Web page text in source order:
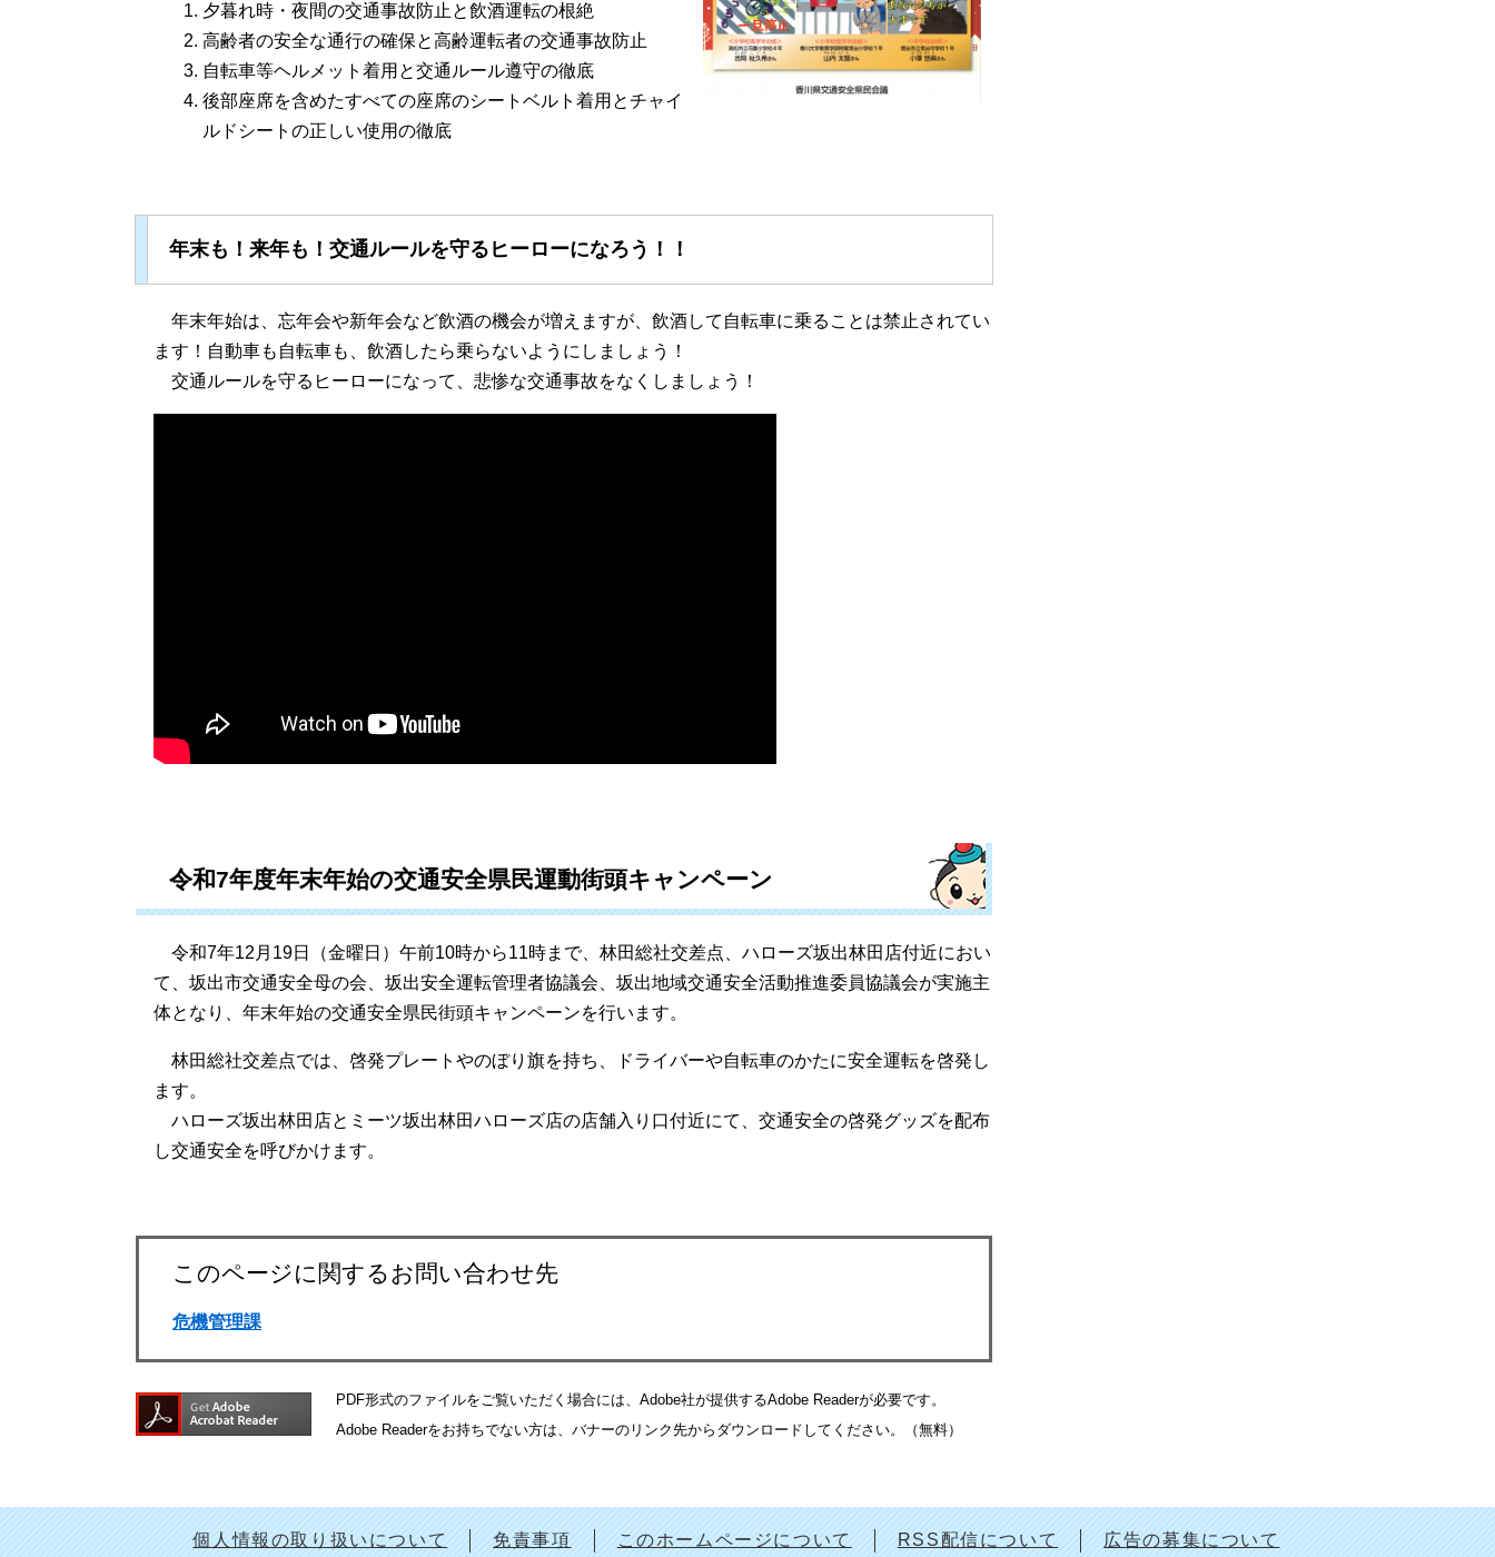
夕暮れ時・夜間の交通事故防止と飲酒運転の根絶
高齢者の安全な通行の確保と高齢運転者の交通事故防止
自転車等ヘルメット着用と交通ルール遵守の徹底
後部座席を含めたすべての座席のシートベルト着用とチャイ
ルドシートの正しい使用の徹底
年末も！来年も！交通ルールを守るヒーローになろう！！
年末年始は、忘年会や新年会など飲酒の機会が増えますが、飲酒して自転車に乗ることは禁止されてい
ます！自動車も自転車も、飲酒したら乗らないようにしましょう！
交通ルールを守るヒーローになって、悲惨な交通事故をなくしましょう！
令和7年度年末年始の交通安全県民運動街頭キャンペーン
令和7年12月19日（金曜日）午前10時から11時まで、林田総社交差点、ハローズ坂出林田店付近におい
て、坂出市交通安全母の会、坂出安全運転管理者協議会、坂出地域交通安全活動推進委員協議会が実施主
体となり、年末年始の交通安全県民街頭キャンペーンを行います。
林田総社交差点では、啓発プレートやのぼり旗を持ち、ドライバーや自転車のかたに安全運転を啓発し
ます。
ハローズ坂出林田店とミーツ坂出林田ハローズ店の店舗入り口付近にて、交通安全の啓発グッズを配布
し交通安全を呼びかけます。
このページに関するお問い合わせ先
危機管理課
PDF形式のファイルをご覧いただく場合には、Adobe社が提供するAdobe Readerが必要です。
Adobe Readerをお持ちでない方は、バナーのリンク先からダウンロードしてください。（無料）
個人情報の取り扱いについて 免責事項 このホームページについて RSS配信について 広告の募集について